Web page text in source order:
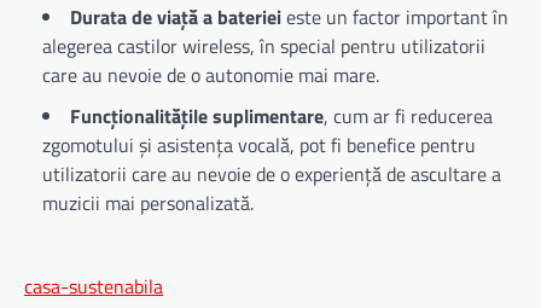
Durata de viață a baterieieste un factor important în
alegerea castilor wireless, în special pentru utilizatorii
care au nevoie de o autonomie mai mare.
Funcționalitățile suplimentare, cum ar fi reducerea
zgomotului și asistența vocală, pot fi benefice pentru
utilizatorii care au nevoie de o experiență de ascultare a
muzicii mai personalizată.
casa-sustenabila